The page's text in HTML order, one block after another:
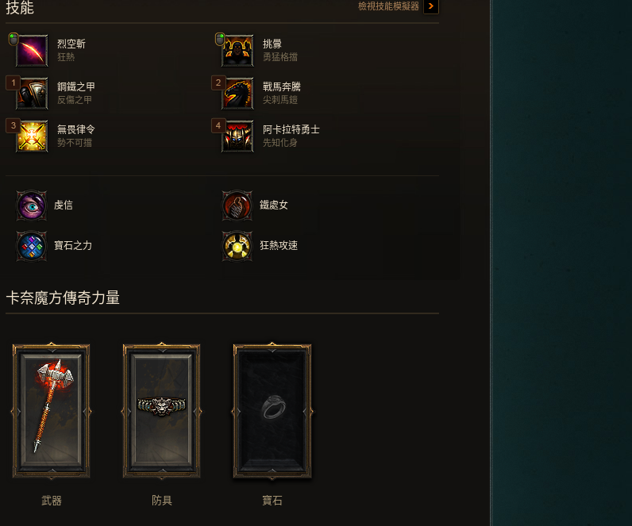
技能 檢視技能模擬器
烈空斬
狂熱
挑釁
勇猛格擋
鋼鐵之甲
反傷之甲
戰馬奔騰
尖刺馬鎧
無畏律令
勢不可擋
阿卡拉特勇士
先知化身
虔信 鐵處女
寶石之力 狂熱攻速
卡奈魔方傳奇力量
武器 防具 寶石